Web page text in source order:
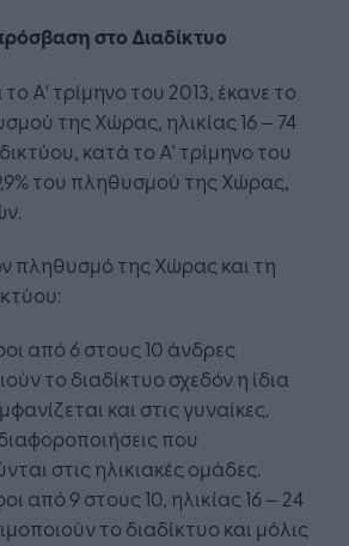
στο Διαδίκτυο
Α' τρίμηνο του 2013, έκανε το
της Χώρας, ηλικίας 16 – 74
κατά το Α' τρίμηνο του
του πληθυσμού της Χώρας,
πληθυσμό της Χώρας και τη
από 6 στους 10 άνδρες
το διαδίκτυο σχεδόν η ίδια
και στις γυναίκες.
που
στις ηλικιακές ομάδες.
από 9 στους 10, ηλικίας 16 – 24
το διαδίκτυο και μόλις